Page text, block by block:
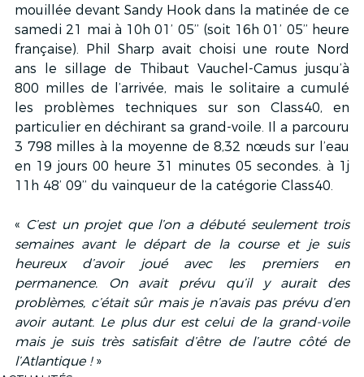
mouillée devant Sandy Hook dans la matinée de ce
samedi 21 mai à 10h 01’ 05’’ (soit 16h 01’ 05’’ heure
française). Phil Sharp avait choisi une route Nord
ans le sillage de Thibaut Vauchel-Camus jusqu’à
800 milles de l’arrivée, mais le solitaire a cumulé
les problèmes techniques sur son Class40, en
particulier en déchirant sa grand-voile. Il a parcouru
3 798 milles à la moyenne de 8,32 nœuds sur l’eau
en 19 jours 00 heure 31 minutes 05 secondes. à 1j
11h 48’ 09’’ du vainqueur de la catégorie Class40.
« C’est un projet que l’on a débuté seulement trois
semaines avant le départ de la course et je suis
heureux d’avoir joué avec les premiers en
permanence. On avait prévu qu’il y aurait des
problèmes, c’était sûr mais je n’avais pas prévu d’en
avoir autant. Le plus dur est celui de la grand-voile
mais je suis très satisfait d’être de l’autre côté de
l’Atlantique ! »